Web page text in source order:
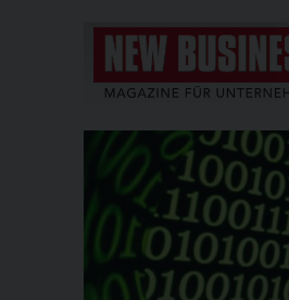
VON GETRÄNKEN UND EIS
ANGESTIEGEN